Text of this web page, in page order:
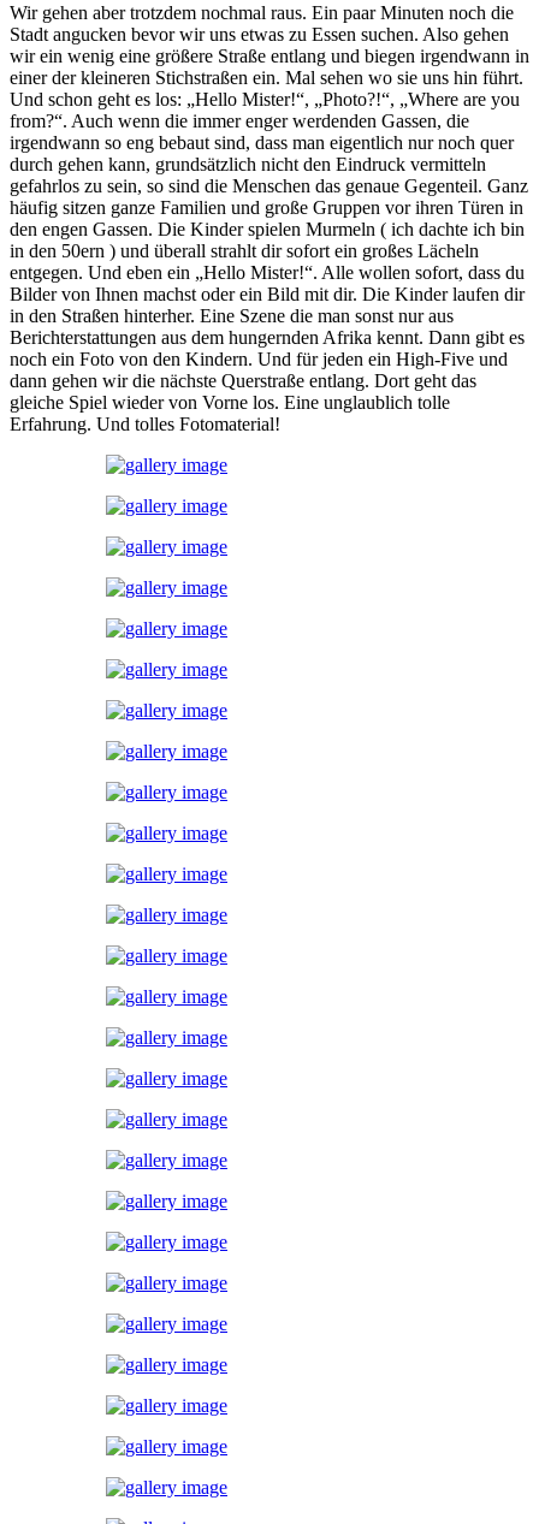
Wir gehen aber trotzdem nochmal raus. Ein paar Minuten noch die
Stadt angucken bevor wir uns etwas zu Essen suchen. Also gehen
wir ein wenig eine größere Straße entlang und biegen irgendwann in
einer der kleineren Stichstraßen ein. Mal sehen wo sie uns hin führt.
Und schon geht es los: „Hello Mister!“, „Photo?!“, „Where are you
from?“. Auch wenn die immer enger werdenden Gassen, die
irgendwann so eng bebaut sind, dass man eigentlich nur noch quer
durch gehen kann, grundsätzlich nicht den Eindruck vermitteln
gefahrlos zu sein, so sind die Menschen das genaue Gegenteil. Ganz
häufig sitzen ganze Familien und große Gruppen vor ihren Türen in
den engen Gassen. Die Kinder spielen Murmeln ( ich dachte ich bin
in den 50ern ) und überall strahlt dir sofort ein großes Lächeln
entgegen. Und eben ein „Hello Mister!“. Alle wollen sofort, dass du
Bilder von Ihnen machst oder ein Bild mit dir. Die Kinder laufen dir
in den Straßen hinterher. Eine Szene die man sonst nur aus
Berichterstattungen aus dem hungernden Afrika kennt. Dann gibt es
noch ein Foto von den Kindern. Und für jeden ein High-Five und
dann gehen wir die nächste Querstraße entlang. Dort geht das
gleiche Spiel wieder von Vorne los. Eine unglaublich tolle
Erfahrung. Und tolles Fotomaterial!